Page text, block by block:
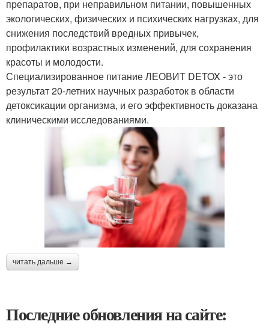
препаратов, при неправильном питании, повышенных
экологических, физических и психических нагрузках, для
снижения последствий вредных привычек,
профилактики возрастных изменений, для сохранения
красоты и молодости.
Специализированное питание ЛЕОВИТ DETOX - это
результат 20-летних научных разработок в области
детоксикации организма, и его эффективность доказана
клиническими исследованиями.
читать дальше →
Последние обновления на сайте: